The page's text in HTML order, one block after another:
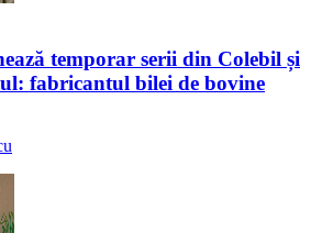
temporar serii din Colebil și
fabricantul bilei de bovine